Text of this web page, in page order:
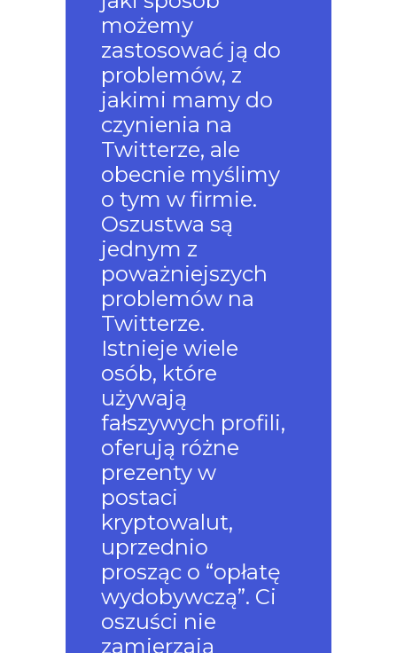
możemy
zastosować ją do
problemów, z
jakimi mamy do
czynienia na
Twitterze, ale
obecnie myślimy
o tym w firmie.
Oszustwa są
jednym z
poważniejszych
problemów na
Twitterze.
Istnieje wiele
osób, które
używają
fałszywych profili,
oferują różne
prezenty w
postaci
kryptowalut,
uprzednio
prosząc o “opłatę
wydobywczą”. Ci
oszuści nie
zamierzają